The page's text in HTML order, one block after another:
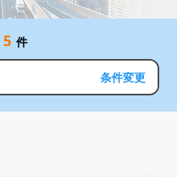
5 件
条件変更